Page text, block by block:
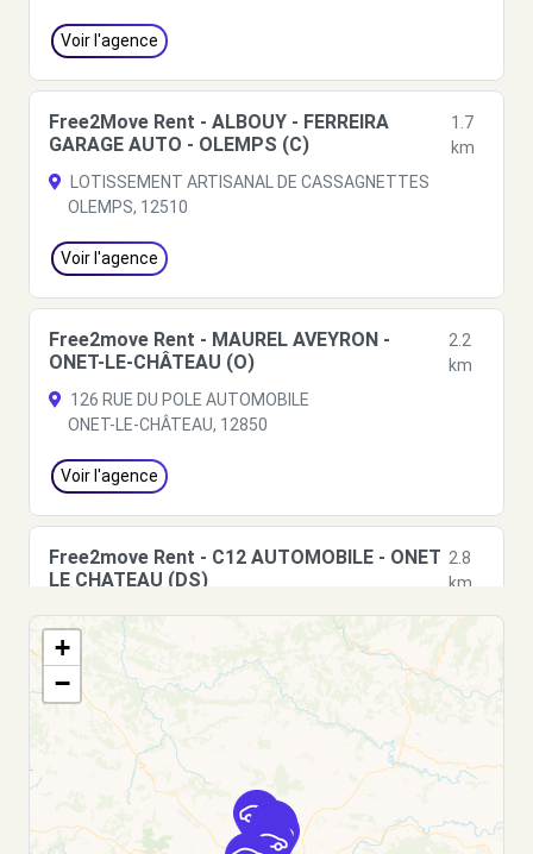
Voir l'agence
Free2Move Rent - ALBOUY - FERREIRA
GARAGE AUTO - OLEMPS (C)
1.7
km
LOTISSEMENT ARTISANAL DE CASSAGNETTES
OLEMPS, 12510
Voir l'agence
Free2move Rent - MAUREL AVEYRON -
ONET-LE-CHÂTEAU (O)
2.2
km
126 RUE DU POLE AUTOMOBILE
ONET-LE-CHÂTEAU, 12850
Voir l'agence
Free2move Rent - C12 AUTOMOBILE - ONET
LE CHATEAU (DS)
2.8
km
36 RUE DU POLE AUTOMOBILE
ONET LE CHATEAU, FR-12, 12850
Voir l'agence
Free2move Rent - C12 AUTOMOBILE - ONET
LE CHATEAU (C)
2.8
36 RUE DU POLE AUTOMOBILE
+
−